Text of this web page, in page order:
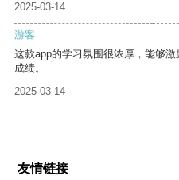
2025-03-14
游客
这款app的学习氛围很浓厚，能够
成绩。
2025-03-14
友情链接